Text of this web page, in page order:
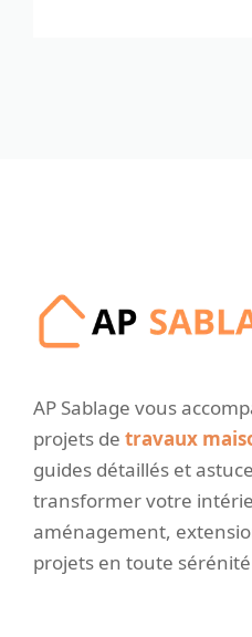
AP Sablage vous
projets de travaux
guides détaillés et
transformer votre
aménagement,
projets en toute